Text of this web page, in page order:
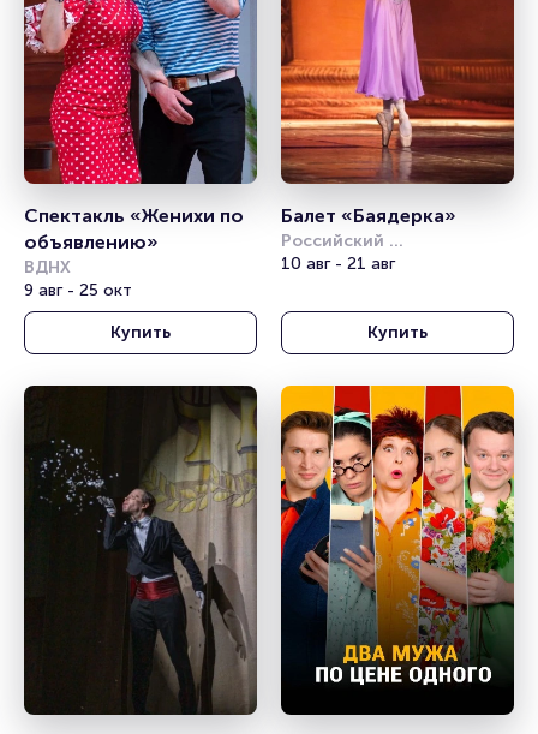
Спектакль «Женихи по
объявлению»
ВДНХ
9 авг - 25 окт
Купить
Балет «Баядерка»
Российский
академический
10 авг - 21 авг
Купить